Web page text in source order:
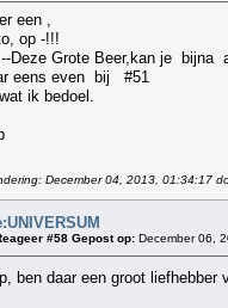
een ,
op -!!!
Deze Grote Beer,kan je bijna
eens even bij #51
ik bedoel.
December 04, 2013, 01:34:17
#58 Gepost op: December 06,
ben daar een groot